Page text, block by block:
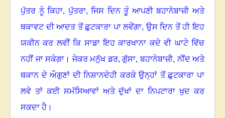
ਪੁੱਤਰ ਨੂੰ ਕਿਹਾ,ਪੁੱਤਰਾ,ਜਿਸ ਦਿਨ ਤੂੰ ਆਪਣੀ ਬਹਾਨੇਬਾਜ਼ੀ ਅਤੇ
ਥਕਾਵਟ ਦੀ ਆਦਤ ਤੋਂ ਛੁਟਕਾਰਾ ਪਾ ਲਵੇਂਗਾ, ਉਸ ਦਿਨ ਤੋਂ ਹੀ ਇਹ
ਯਕੀਨ ਕਰ ਲਵੀਂ ਕਿ ਸਾਡਾ ਇਹ ਕਾਰਖਾਨਾ ਕਦੇ ਵੀ ਘਾਟੇ ਵਿੱਚ
ਨਹੀਂ ਜਾ ਸਕੇਗਾ ।ਜੇਕਰ ਮਨੁੱਖ ਡਰ,ਗੁੱਸਾ,ਬਹਾਨੇਬਾਜ਼ੀ,ਨੀਂਦ ਅਤੇ
ਥਕਾਨ ਦੇ ਔਗੁਣਾਂ ਦੀ ਨਿਸ਼ਾਨਦੇਹੀ ਕਰਕੇ ਉਨ੍ਹਾਂ ਤੋਂ ਛੁਟਕਾਰਾ ਪਾ
ਲਵੇ ਤਾਂ ਕਈ ਸਮੱਸਿਆਵਾਂ ਅਤੇ ਦੁੱਖਾਂ ਦਾ ਨਿਪਟਾਰਾ ਖੁਦ ਕਰ
ਸਕਦਾ ਹੈ ।